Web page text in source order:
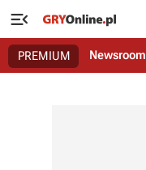

PREMIUM Newsroom